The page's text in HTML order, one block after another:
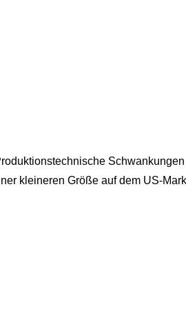
kleineren Größe auf dem US-